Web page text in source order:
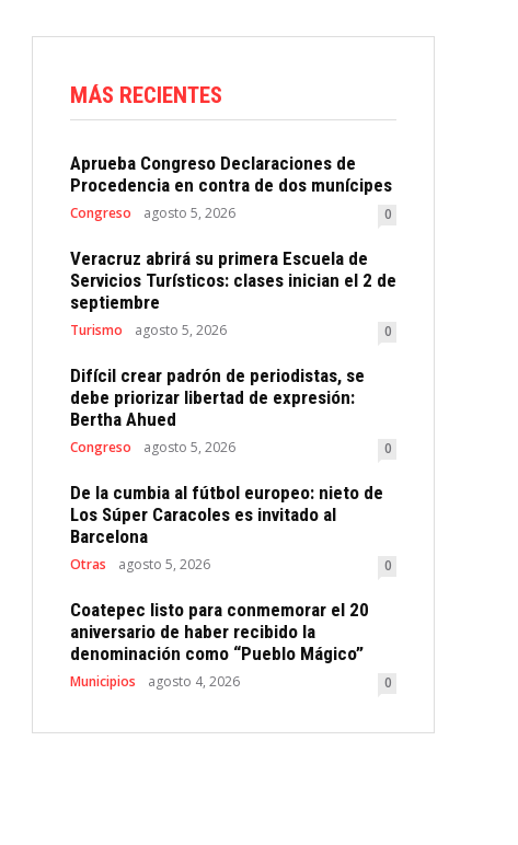
MÁS RECIENTES
Aprueba Congreso Declaraciones de
Procedencia en contra de dos munícipes
Congreso agosto 5, 2026 0
Veracruz abrirá su primera Escuela de
Servicios Turísticos: clases inician el 2 de
septiembre
Turismo agosto 5, 2026 0
Difícil crear padrón de periodistas, se
debe priorizar libertad de expresión:
Bertha Ahued
Congreso agosto 5, 2026 0
De la cumbia al fútbol europeo: nieto de
Los Súper Caracoles es invitado al
Barcelona
Otras agosto 5, 2026 0
Coatepec listo para conmemorar el 20
aniversario de haber recibido la
denominación como “Pueblo Mágico”
Municipios agosto 4, 2026 0